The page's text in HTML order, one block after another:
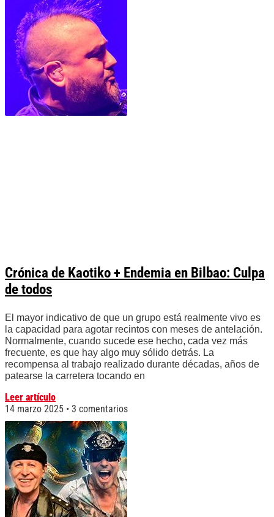
Crónica de Kaotiko + Endemia en Bilbao: Culpa
de todos
El mayor indicativo de que un grupo está realmente vivo es
la capacidad para agotar recintos con meses de antelación.
Normalmente, cuando sucede ese hecho, cada vez más
frecuente, es que hay algo muy sólido detrás. La
recompensa al trabajo realizado durante décadas, años de
patearse la carretera tocando en
Leer artículo
14 marzo 2025
3 comentarios